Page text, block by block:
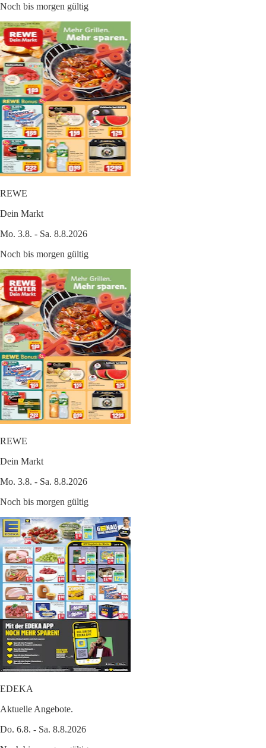
Noch bis morgen gültig
REWE
Dein Markt
Mo. 3.8. - Sa. 8.8.2026
Noch bis morgen gültig
REWE
Dein Markt
Mo. 3.8. - Sa. 8.8.2026
Noch bis morgen gültig
EDEKA
Aktuelle Angebote.
Do. 6.8. - Sa. 8.8.2026